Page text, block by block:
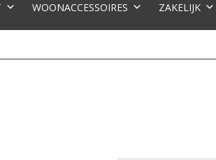
WOONACCESSOIRES ZAKELIJK